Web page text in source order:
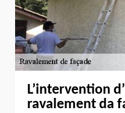
L’intervention
ravalement da